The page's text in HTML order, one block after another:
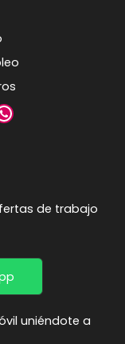
de trabajo
uniéndote a